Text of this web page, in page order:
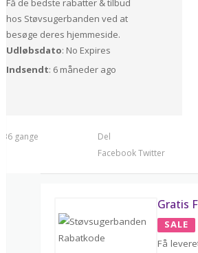
Få de bedste rabatter & tilbud
hos Støvsugerbanden ved at
besøge deres hjemmeside.
Udløbsdato: No Expires
Indsendt: 6 måneder ago
gange
Del
FacebookTwitter
Gratis
SALE
Få